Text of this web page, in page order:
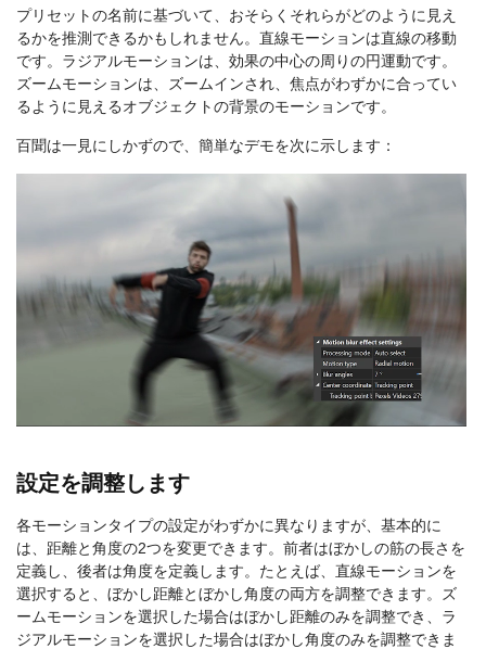
プリセットの名前に基づいて、おそらくそれらがどのように見え
るかを推測できるかもしれません。直線モーションは直線の移動
です。ラジアルモーションは、効果の中心の周りの円運動です。
ズームモーションは、ズームインされ、焦点がわずかに合ってい
るように見えるオブジェクトの背景のモーションです。
百聞は一見にしかずので、簡単なデモを次に示します：
設定を調整します
各モーションタイプの設定がわずかに異なりますが、基本的に
は、距離と角度の2つを変更できます。前者はぼかしの筋の長さを
定義し、後者は角度を定義します。たとえば、直線モーションを
選択すると、ぼかし距離とぼかし角度の両方を調整できます。ズ
ームモーションを選択した場合はぼかし距離のみを調整でき、ラ
ジアルモーションを選択した場合はぼかし角度のみを調整できま